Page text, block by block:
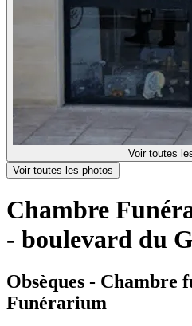
Voir toutes
Voir toutes les photos
Chambre
- boulevard du
Obsèques - Chambre
Funérarium